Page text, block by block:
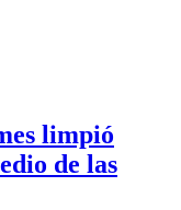
limpió
de las